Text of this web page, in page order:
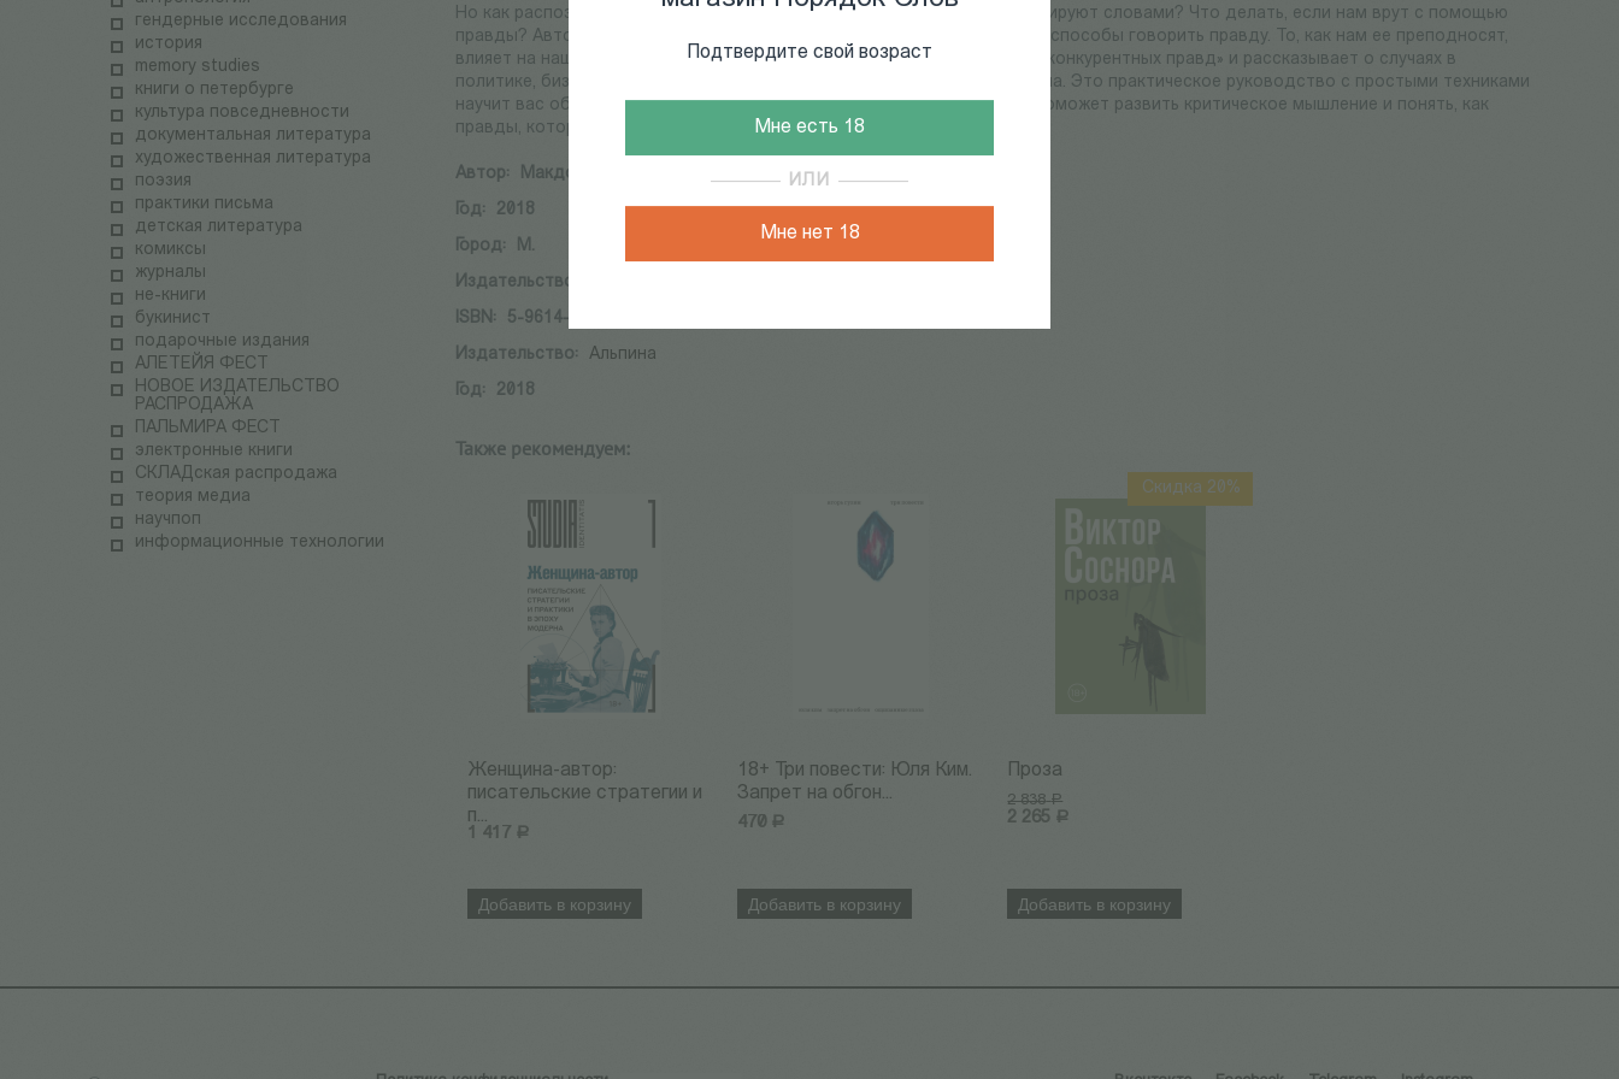
Подтвердите свой возраст
Мне есть 18
ИЛИ
Мне нет 18
гендерные исследования
история
memory studies
книги о петербурге
культура повседневности
документальная литература
художественная литература
поэзия
практики письма
детская литература
комиксы
журналы
не-книги
букинист
подарочные издания
АЛЕТЕЙЯ ФЕСТ
НОВОЕ ИЗДАТЕЛЬСТВО
РАСПРОДАЖА
ПАЛЬМИРА ФЕСТ
электронные книги
СКЛАДская распродажа
теория медиа
научпоп
информационные технологии
Но как распознать обман, когда ловко подтасовывают факты и жонглируют словами? Что делать, если нам врут с помощью
правды? Автор книги Гектор Макдональд утверждает, что есть разные способы говорить правду. То, как нам ее преподносят,
влияет на наше восприятие ситуации. В книге он исследует феномен «конкурентных правд» и рассказывает о случаях в
политике, бизнесе и истории, когда правда становится орудием обмана. Это практическое руководство с простыми техниками
научит вас обнаруживать манипуляторов и дезинформаторов. Книга поможет развить критическое мышление и понять, как
правды, которые мы слышим, формируют наши взгляды.
Автор:
Макдональд Г.
Год:
2018
Город:
М.
Издательство:
ISBN:
5-9614-1818-7
Издательство:
Альпина
Год:
2018
Также рекомендуем:
Женщина-автор:
писательские стратегии и
п...
1 417 Р
Добавить в корзину
18+ Три повести: Юля Ким.
Запрет на обгон...
470 Р
Добавить в корзину
Скидка 20%
Проза
2 838 Р
2 265 Р
Добавить в корзину